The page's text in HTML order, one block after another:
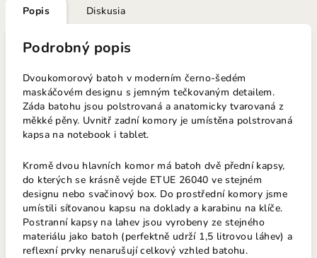
Popis Diskusia
Podrobný popis
Dvoukomorový batoh v moderním černo-šedém
maskáčovém designu s jemným tečkovaným detailem.
Záda batohu jsou polstrovaná a anatomicky tvarovaná z
měkké pěny. Uvnitř zadní komory je umístěna polstrovaná
kapsa na notebook i tablet.
Kromě dvou hlavních komor má batoh dvě přední kapsy,
do kterých se krásně vejde ETUE 26040 ve stejném
designu nebo svačinový box. Do prostřední komory jsme
umístili síťovanou kapsu na doklady a karabinu na klíče.
Postranní kapsy na lahev jsou vyrobeny ze stejného
materiálu jako batoh (perfektně udrží 1,5 litrovou láhev) a
reflexní prvky nenarušují celkový vzhled batohu.